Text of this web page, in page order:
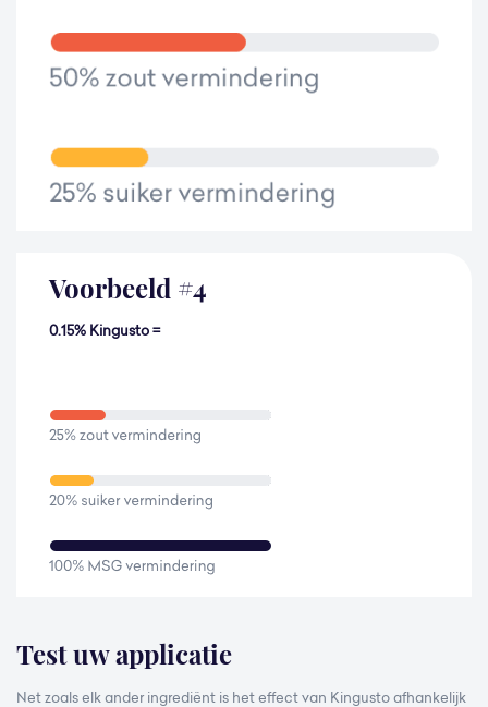
Voorbeeld #4
0.15% Kingusto =
Test uw applicatie
Net zoals elk ander ingrediënt is het effect van Kingusto afhankelijk